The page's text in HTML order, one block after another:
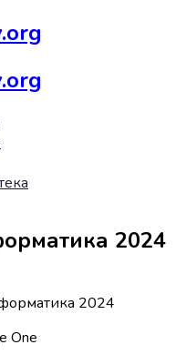
2024
2024